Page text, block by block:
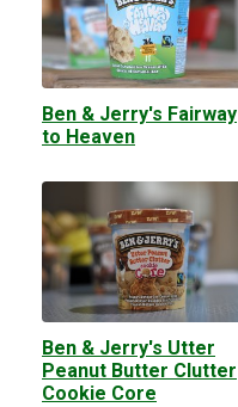
Ben & Jerry's Fairway
to Heaven
Ben & Jerry's Utter
Peanut Butter Clutter
Cookie Core